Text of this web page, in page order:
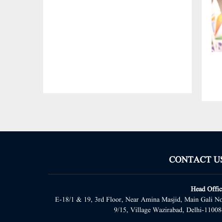
CONTACT
Head
E-18/1 & 19, 3rd Floor, Near Amina Masjid, Main Gali
9/15, Village Wazirabad, Delhi-